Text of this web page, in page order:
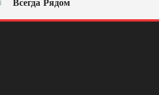
Всегда Рядом